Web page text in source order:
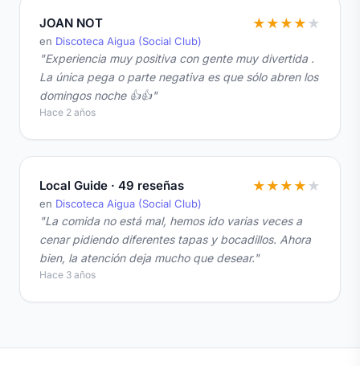
JOAN NOT
en Discoteca Aigua (Social Club)
★ ★ ★ ★ ★
"Experiencia muy positiva con gente muy divertida .
La única pega o parte negativa es que sólo abren los
domingos noche 👍👍"
Hace 2 años
Local Guide · 49 reseñas
en Discoteca Aigua (Social Club)
★ ★ ★ ★ ★
"La comida no está mal, hemos ido varias veces a
cenar pidiendo diferentes tapas y bocadillos. Ahora
bien, la atención deja mucho que desear."
Hace 3 años